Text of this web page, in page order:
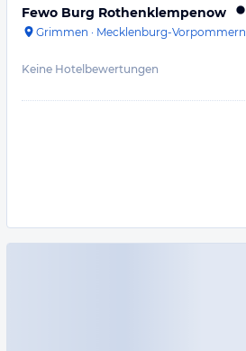
Fewo Burg Rothenklempenow
Grimmen · Mecklenburg-Vorpommern
Keine Hotelbewertungen